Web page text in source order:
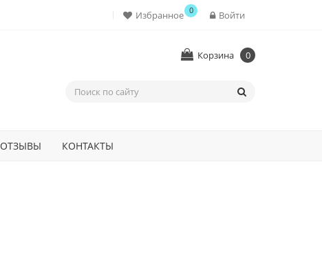
Войти
Избранное 0
Корзина 0
ОТЗЫВЫ КОНТАКТЫ